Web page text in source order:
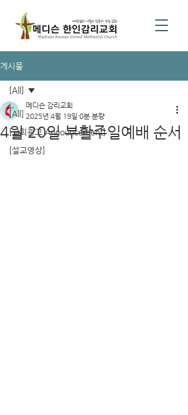
게시물
[All]
[교회광고 Announcement]
[설교영상]
[All]
4월 20일 부활주일예배 순서
메디슨 감리교회
2025년 4월 19일 0분 분량